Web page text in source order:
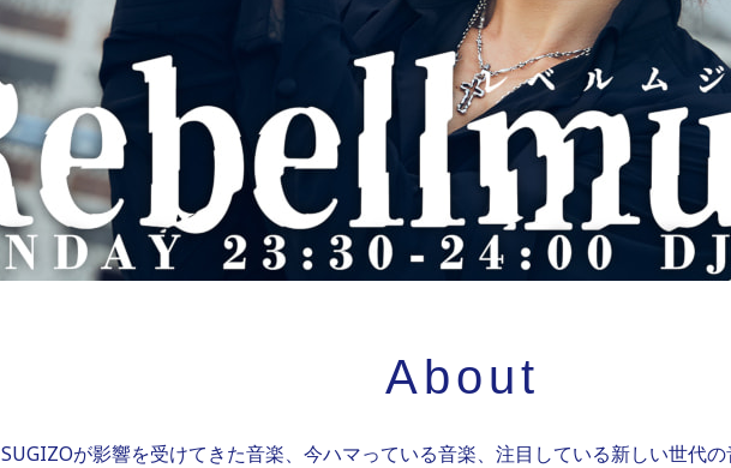
About
SUGIZOが影響を受けてきた音楽、今ハマっている音楽、注目している新しい世代